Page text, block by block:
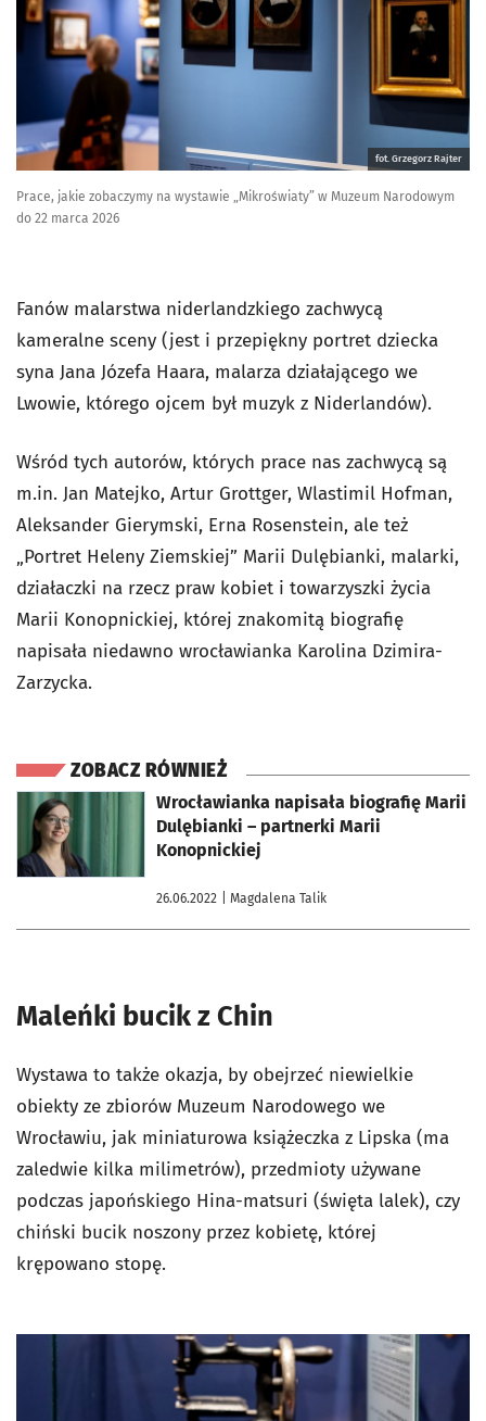
fot. Grzegorz Rajter
Prace, jakie zobaczymy na wystawie „Mikroświaty” w Muzeum Narodowym
do 22 marca 2026
Fanów malarstwa niderlandzkiego zachwycą
kameralne sceny (jest i przepiękny portret dziecka
syna Jana Józefa Haara, malarza działającego we
Lwowie, którego ojcem był muzyk z Niderlandów).
Wśród tych autorów, których prace nas zachwycą są
m.in. Jan Matejko, Artur Grottger, Wlastimil Hofman,
Aleksander Gierymski, Erna Rosenstein, ale też
„Portret Heleny Ziemskiej” Marii Dulębianki, malarki,
działaczki na rzecz praw kobiet i towarzyszki życia
Marii Konopnickiej, której znakomitą biografię
napisała niedawno wrocławianka Karolina Dzimira-
Zarzycka.
ZOBACZ RÓWNIEŻ
Wrocławianka napisała biografię Marii
Dulębianki – partnerki Marii
Konopnickiej
26.06.2022 | Magdalena Talik
otworzy się w nowej karcie
Maleńki bucik z Chin
Wystawa to także okazja, by obejrzeć niewielkie
obiekty ze zbiorów Muzeum Narodowego we
Wrocławiu, jak miniaturowa książeczka z Lipska (ma
zaledwie kilka milimetrów), przedmioty używane
podczas japońskiego Hina-matsuri (święta lalek), czy
chiński bucik noszony przez kobietę, której
krępowano stopę.